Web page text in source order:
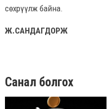
сөхрүүлж байна.
Ж.САНДАГДОРЖ
Санал болгох